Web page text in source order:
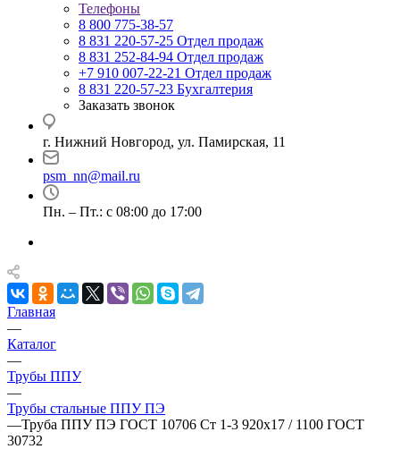
Телефоны
8 800 775-38-57
8 831 220-57-25 Отдел продаж
8 831 252-84-94 Отдел продаж
+7 910 007-22-21 Отдел продаж
8 831 220-57-23 Бухгалтерия
Заказать звонок
г. Нижний Новгород, ул. Памирская, 11
psm_nn@mail.ru
Пн. – Пт.: с 08:00 до 17:00
Главная
—
Каталог
—
Трубы ППУ
—
Трубы стальные ППУ ПЭ
—Труба ППУ ПЭ ГОСТ 10706 Ст 1-3 920x17 / 1100 ГОСТ
30732